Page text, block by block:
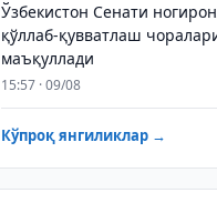
Ўзбекистон Сенати
қўллаб-қувватлаш
маъқуллади
15:57 · 09/08
Кўпроқ янгиликлар →